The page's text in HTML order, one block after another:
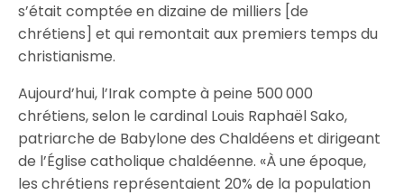
s’était comptée en dizaine de milliers [de
chrétiens] et qui remontait aux premiers temps du
christianisme.
Aujourd’hui, l’Irak compte à peine 500 000
chrétiens, selon le cardinal Louis Raphaël Sako,
patriarche de Babylone des Chaldéens et dirigeant
de l’Église catholique chaldéenne. «À une époque,
les chrétiens représentaient 20% de la population